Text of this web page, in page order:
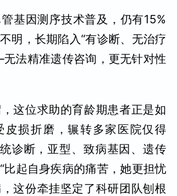
基因测序技术普及，仍有15%
明，长期陷入“有诊断、无治疗
法精准遗传咨询，更无针对性
这位求助的育龄期患者正是如
皮损折磨，辗转多家医院仅得
诊断，亚型、致病基因、遗传
比起自身疾病的痛苦，她更担忧
这份牵挂坚定了科研团队刨根